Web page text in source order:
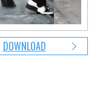
DOWNLOAD